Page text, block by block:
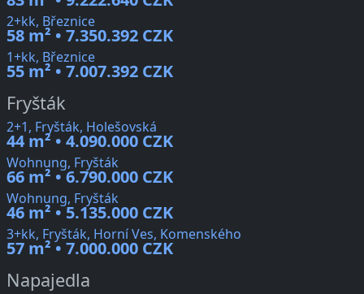
2+kk, Březnice
58 m² • 7.350.392 CZK
1+kk, Březnice
55 m² • 7.007.392 CZK
Fryšták
2+1, Fryšták, Holešovská
44 m² • 4.090.000 CZK
Wohnung, Fryšták
66 m² • 6.790.000 CZK
Wohnung, Fryšták
46 m² • 5.135.000 CZK
3+kk, Fryšták, Horní Ves, Komenského
57 m² • 7.000.000 CZK
Napajedla